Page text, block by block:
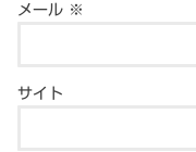
メール ※
サイト